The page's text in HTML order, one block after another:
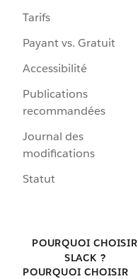
Tarifs
Payant vs. Gratuit
Accessibilité
Publications
recommandées
Journal des
modifications
Statut
POURQUOI CHOISIR
SLACK ?
POURQUOI CHOISIR